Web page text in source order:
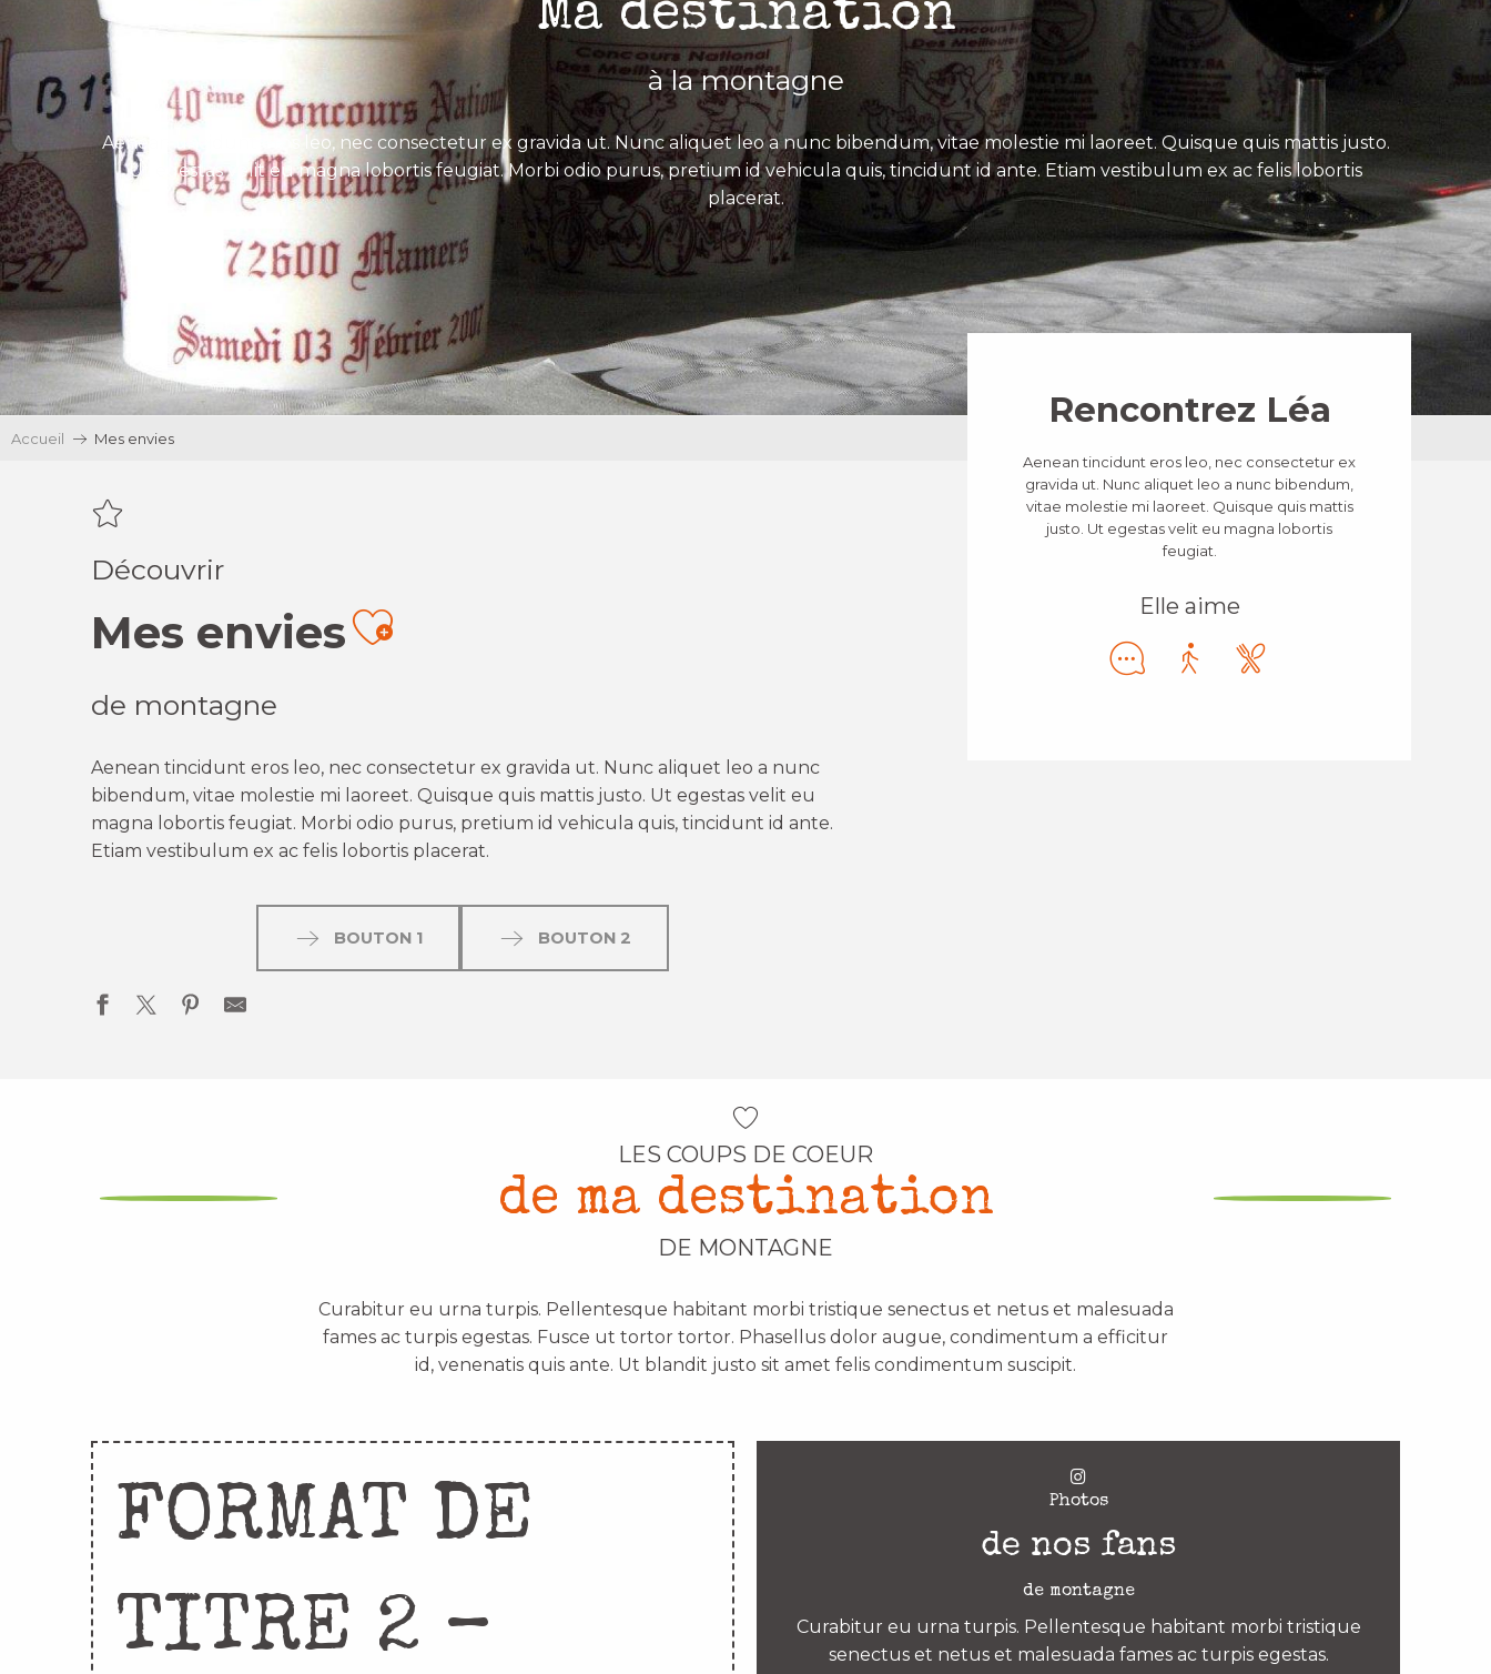
Ma destination
à la montagne
Aenean tincidunt eros leo, nec consectetur ex gravida ut. Nunc aliquet leo a nunc bibendum, vitae molestie mi laoreet. Quisque quis mattis justo.
Ut egestas velit eu magna lobortis feugiat. Morbi odio purus, pretium id vehicula quis, tincidunt id ante. Etiam vestibulum ex ac felis lobortis
placerat.
Accueil Mes envies
Découvrir
Mes enviesAjouter aux favoris
de montagne
Aenean tincidunt eros leo, nec consectetur ex gravida ut. Nunc aliquet leo a nunc
bibendum, vitae molestie mi laoreet. Quisque quis mattis justo. Ut egestas velit eu
magna lobortis feugiat. Morbi odio purus, pretium id vehicula quis, tincidunt id ante.
Etiam vestibulum ex ac felis lobortis placerat.
BOUTON 1 BOUTON 2
Rencontrez Léa
Aenean tincidunt eros leo, nec consectetur ex
gravida ut. Nunc aliquet leo a nunc bibendum,
vitae molestie mi laoreet. Quisque quis mattis
justo. Ut egestas velit eu magna lobortis
feugiat.
Elle aime
LES COUPS DE COEUR
de ma destination
DE MONTAGNE
Curabitur eu urna turpis. Pellentesque habitant morbi tristique senectus et netus et malesuada
fames ac turpis egestas. Fusce ut tortor tortor. Phasellus dolor augue, condimentum a efficitur
id, venenatis quis ante. Ut blandit justo sit amet felis condimentum suscipit.
FORMAT DE
TITRE 2 –
Photos
de nos fans
de montagne
Curabitur eu urna turpis. Pellentesque habitant morbi tristique
senectus et netus et malesuada fames ac turpis egestas.